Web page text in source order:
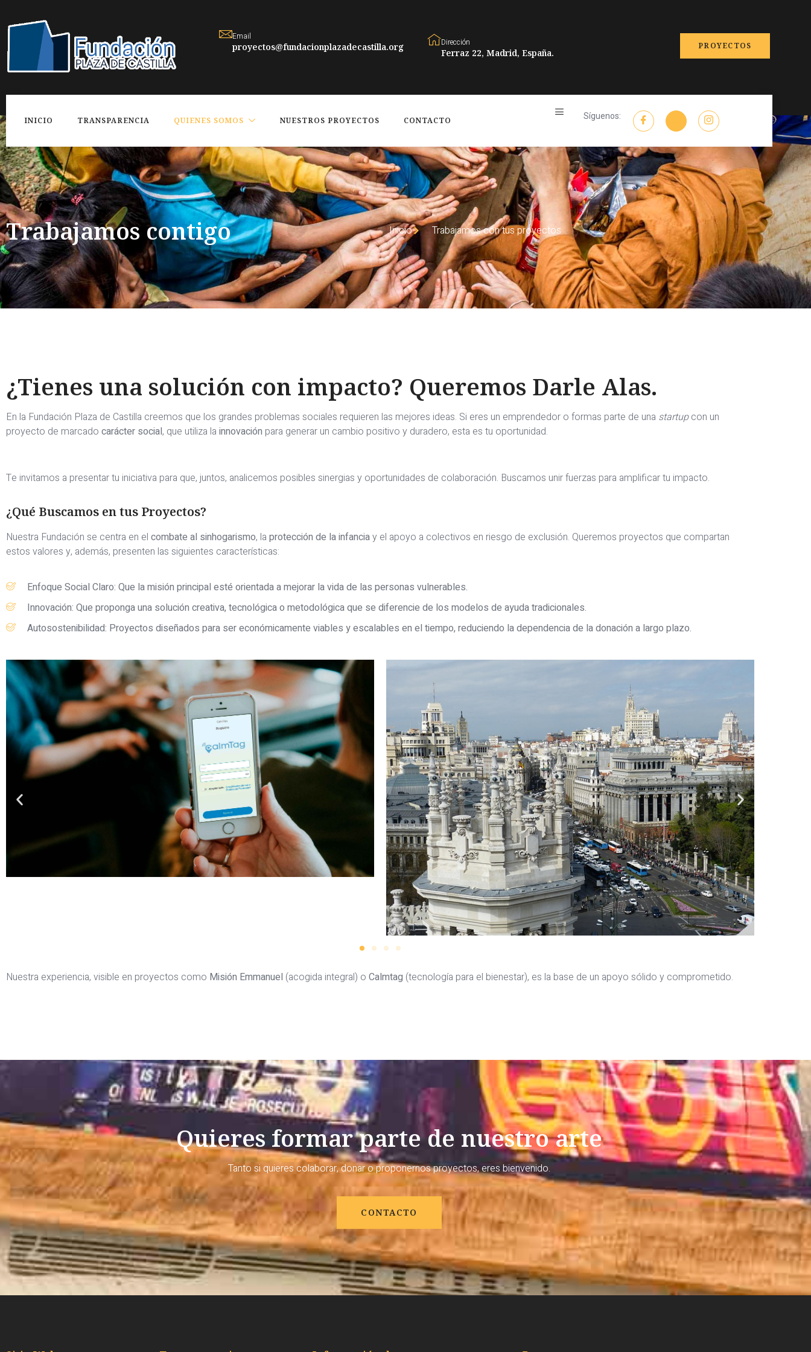
Email
proyectos@fundacionplazadecastilla.org Dirección
Ferraz 22, Madrid, España.
PROYECTOS
INICIO TRANSPARENCIA QUIENES SOMOS NUESTROS PROYECTOS CONTACTO Síguenos:
Trabajamos contigo Inicio Trabajamos con tus proyectos
¿Tienes una solución con impacto? Queremos Darle Alas.
En la Fundación Plaza de Castilla creemos que los grandes problemas sociales requieren las mejores ideas. Si eres un emprendedor o formas parte de una startupcon un
proyecto de marcado carácter social, que utiliza la innovación para generar un cambio positivo y duradero, esta es tu oportunidad.
Te invitamos a presentar tu iniciativa para que, juntos, analicemos posibles sinergias y oportunidades de colaboración. Buscamos unir fuerzas para amplificar tu impacto.
¿Qué Buscamos en tus Proyectos?
Nuestra Fundación se centra en el combate al sinhogarismo, la protección de la infanciay el apoyo a colectivos en riesgo de exclusión. Queremos proyectos que compartan
estos valores y, además, presenten las siguientes características:
Enfoque Social Claro: Que la misión principal esté orientada a mejorar la vida de las personas vulnerables.
Innovación: Que proponga una solución creativa, tecnológica o metodológica que se diferencie de los modelos de ayuda tradicionales.
Autosostenibilidad: Proyectos diseñados para ser económicamente viables y escalables en el tiempo, reduciendo la dependencia de la donación a largo plazo.
Nuestra experiencia, visible en proyectos como Misión Emmanuel (acogida integral) o Calmtag (tecnología para el bienestar), es la base de un apoyo sólido y comprometido.
Quieres formar parte de nuestro arte
Tanto si quieres colaborar, donar o proponernos proyectos, eres bienvenido.
CONTACTO